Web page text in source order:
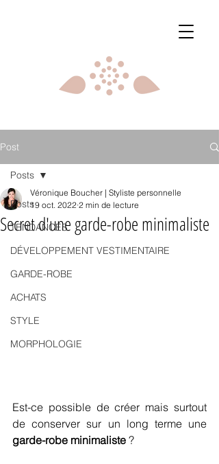
Post
Posts
TENDANCES
DÉVELOPPEMENT VESTIMENTAIRE
GARDE-ROBE
ACHATS
STYLE
MORPHOLOGIE
Posts
Secret d'une garde-robe minimaliste
Véronique Boucher | Styliste personnelle
19 oct. 2022 2 min de lecture
Est-ce possible de créer mais surtout
garde-robe minimaliste ?